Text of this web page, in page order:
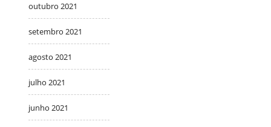
outubro 2021
setembro 2021
agosto 2021
julho 2021
junho 2021